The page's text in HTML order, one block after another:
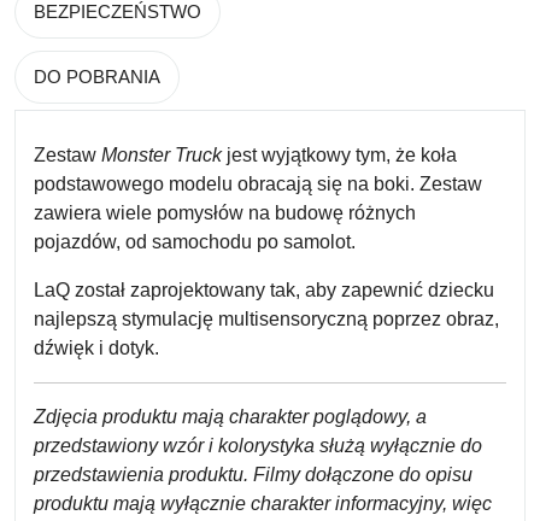
BEZPIECZEŃSTWO
DO POBRANIA
Zestaw Monster Truckjest wyjątkowy tym, że koła
podstawowego modelu obracają się na boki. Zestaw
zawiera wiele pomysłów na budowę różnych
pojazdów, od samochodu po samolot.
LaQ został zaprojektowany tak, aby zapewnić dziecku
najlepszą stymulację multisensoryczną poprzez obraz,
dźwięk i dotyk.
Zdjęcia produktu mają charakter poglądowy, a
przedstawiony wzór i kolorystyka służą wyłącznie do
przedstawienia produktu. Filmy dołączone do opisu
produktu mają wyłącznie charakter informacyjny, więc